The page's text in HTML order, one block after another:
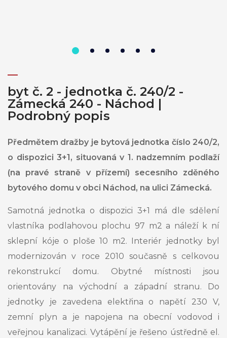
byt č. 2 - jednotka č. 240/2 -
Zámecká 240 - Náchod |
Podrobný popis
Předmětem dražby je bytová jednotka číslo 240/2,
o dispozici 3+1, situovaná v 1. nadzemním podlaží
(na pravé straně v přízemí) secesního zděného
bytového domu v obci Náchod, na ulici Zámecká.
Samotná jednotka o dispozici 3+1 má dle sdělení
vlastníka podlahovou plochu 97 m2 a náleží k ní
sklepní kóje o ploše 10 m2. Interiér jednotky byl
modernizován v roce 2010 současně s celkovou
rekonstrukcí domu. Obytné místnosti jsou
orientovány na východní a západní stranu. Do
jednotky je zavedena elektřina o napětí 230 V,
zemní plyn a je napojena na obecní vodovod i
veřejnou kanalizaci. Vytápění je řešeno ústředně el.